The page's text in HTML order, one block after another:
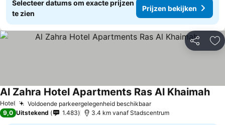
Selecteer datums om exacte prijzen
te zien
Prijzen bekijken
Delen
Hotel Voldoende parkeergelegenheid beschikbaar
Al Zahra Hotel Apartments Ras Al Khaimah
9,0 Uitstekend 1.483 3.4 km vanaf Stadscentrum